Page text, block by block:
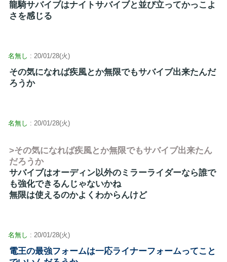
龍騎サバイブはナイトサバイブと並び立ってかっこよ
さを感じる
名無し : 20/01/28(火)
その気になれば疾風とか無限でもサバイブ出来たんだ
ろうか
名無し : 20/01/28(火)
>その気になれば疾風とか無限でもサバイブ出来たん
だろうか
サバイブはオーディン以外のミラーライダーなら誰で
も強化できるんじゃないかね
無限は使えるのかよくわからんけど
名無し : 20/01/28(火)
電王の最強フォームは一応ライナーフォームってこと